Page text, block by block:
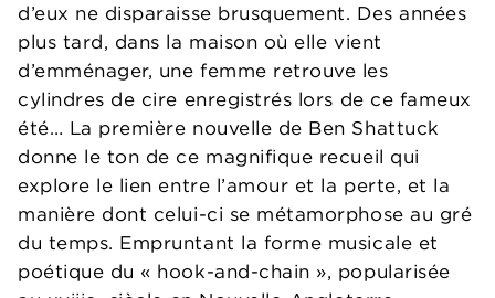
d’eux ne disparaisse brusquement. Des années
plus tard, dans la maison où elle vient
d’emménager, une femme retrouve les
cylindres de cire enregistrés lors de ce fameux
été… La première nouvelle de Ben Shattuck
donne le ton de ce magnifique recueil qui
explore le lien entre l’amour et la perte, et la
manière dont celui-ci se métamorphose au gré
du temps. Empruntant la forme musicale et
poétique du « hook-and-chain », popularisée